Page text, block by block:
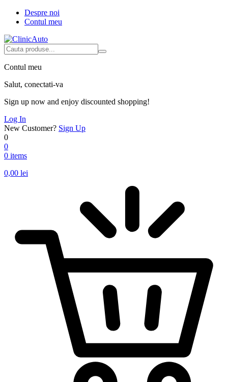
Despre noi
Contul meu
Contul meu
Salut, conectati-va
Sign up now and enjoy discounted shopping!
Log In
New Customer? Sign Up
0
0
0 items
0,00 lei